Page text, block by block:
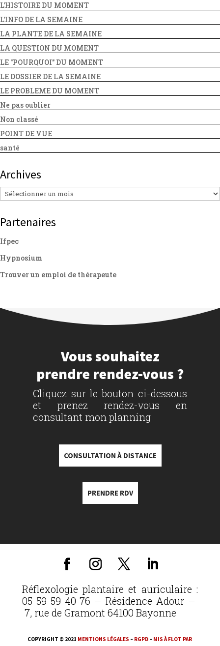
L'HISTOIRE DU MOMENT
L'INFO DE LA SEMAINE
LA PLANTE DE LA SEMAINE
LA QUESTION DU MOMENT
LE "POURQUOI" DU MOMENT
LE DOSSIER DE LA SEMAINE
LE PROBLEME DU MOMENT
Ne pas oublier
Non classé
POINT DE VUE
santé
Archives
Archives
Partenaires
Ifpec
Hypnosium
Trouver un emploi de thérapeute
Vous souhaitez
prendre rendez-vous ?
Cliquez sur le bouton ci-dessous
et prenez rendez-vous en
consultant mon planning
CONSULTATION À DISTANCE
PRENDRE RDV
Réflexologie plantaire et auriculaire :
05 59 59 40 76 – Résidence Adour –
7, rue de Gramont 64100 Bayonne
COPYRIGHT © 2021 MENTIONS LÉGALES – RGPD – MIS À FLOT PAR